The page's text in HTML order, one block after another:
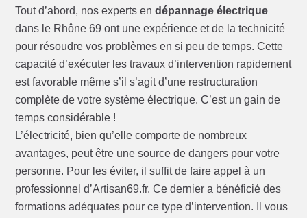
Tout d’abord, nos experts endépannage électrique
dans le Rhône 69 ont une expérience et de la technicité
pour résoudre vos problèmes en si peu de temps. Cette
capacité d’exécuter les travaux d’intervention rapidement
est favorable même s’il s’agit d’une restructuration
complète de votre système électrique. C’est un gain de
temps considérable !
L’électricité, bien qu’elle comporte de nombreux
avantages, peut être une source de dangers pour votre
personne. Pour les éviter, il suffit de faire appel à un
professionnel d’Artisan69.fr. Ce dernier a bénéficié des
formations adéquates pour ce type d’intervention. Il vous